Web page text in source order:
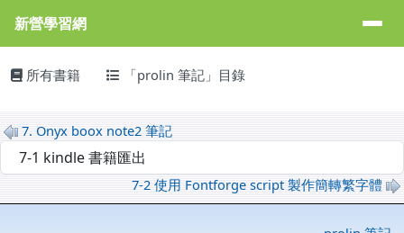
新營學習網
導覽列
新營學習網
所有書籍 「prolin 筆記」目錄
7. Onyx boox note2 筆記
7-2 使用 Fontforge script 製作簡轉繁字體